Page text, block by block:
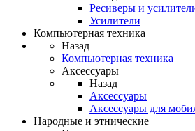
Ресиверы и
Усилители
Компьютерная техника
Назад
Компьютерная техника
Аксессуары
Назад
Аксессуары
Аксессуары для
Народные и этнические